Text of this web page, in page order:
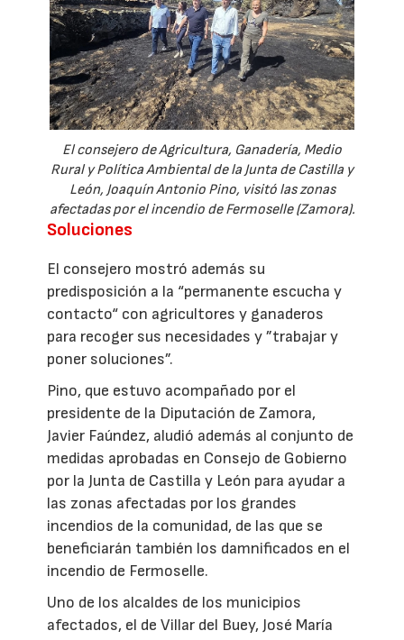
El consejero de Agricultura, Ganadería, Medio
Rural y Política Ambiental de la Junta de Castilla y
León, Joaquín Antonio Pino, visitó las zonas
afectadas por el incendio de Fermoselle (Zamora).
Soluciones
El consejero mostró además su
predisposición a la “permanente escucha y
contacto“ con agricultores y ganaderos
para recoger sus necesidades y ”trabajar y
poner soluciones”.
Pino, que estuvo acompañado por el
presidente de la Diputación de Zamora,
Javier Faúndez, aludió además al conjunto de
medidas aprobadas en Consejo de Gobierno
por la Junta de Castilla y León para ayudar a
las zonas afectadas por los grandes
incendios de la comunidad, de las que se
beneficiarán también los damnificados en el
incendio de Fermoselle.
Uno de los alcaldes de los municipios
afectados, el de Villar del Buey, José María